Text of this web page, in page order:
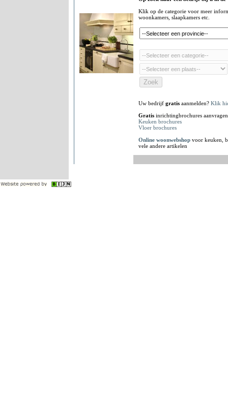
Klik op de categorie voor meer
woonkamers, slaapkamers etc.
Uw bedrijf gratis aanmelden? Klik
Gratis inrichtingbrochures
Keuken brochures
Vloer brochures
Online woonwebshop voor keuken,
vele andere artikelen